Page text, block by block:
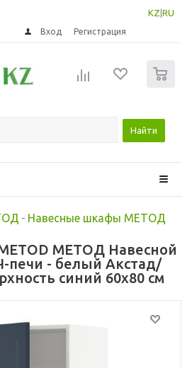
KZ RU
Вход Регистрация
Найти
- Навесные шкафы МЕТОД
METOD МЕТОД Навесной
печи - белый Акстад/
синий 60x80 см